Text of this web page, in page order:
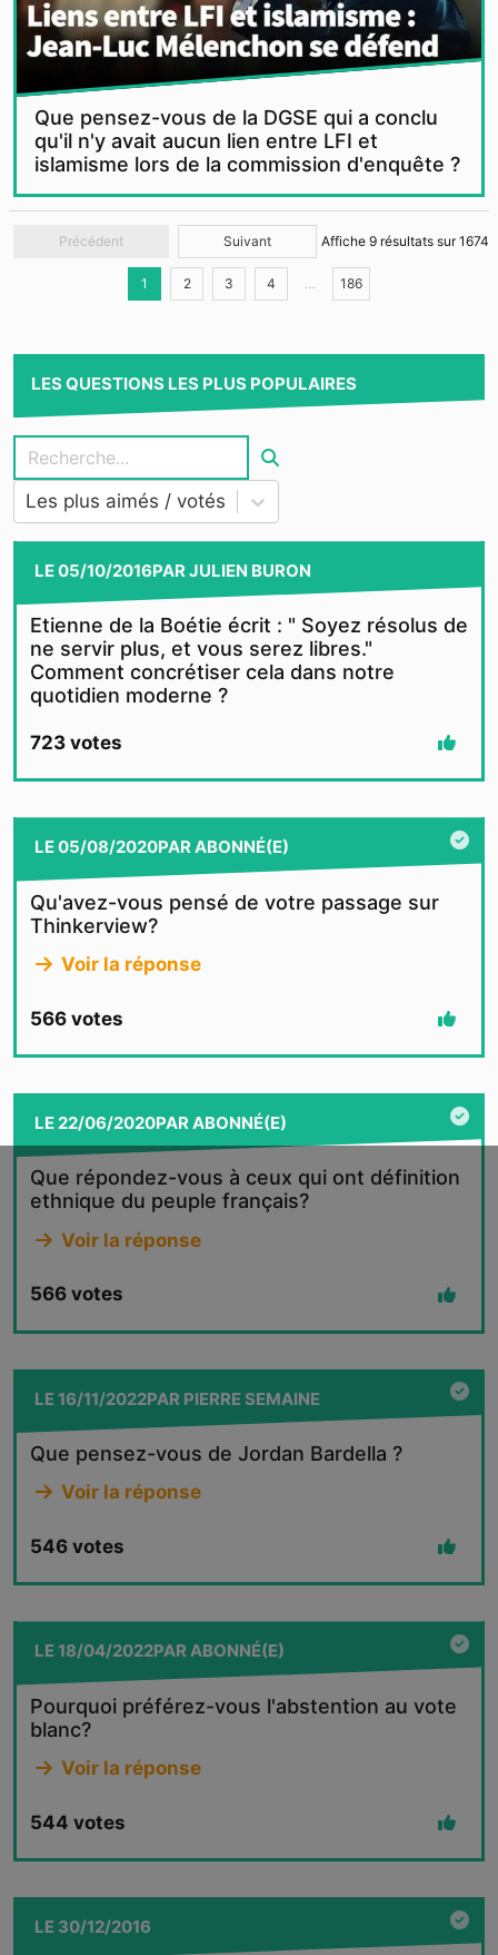
Que pensez-vous de la DGSE qui a conclu
qu'il n'y avait aucun lien entre LFI et
islamisme lors de la commission d'enquête ?
Précédent Suivant Affiche 9 résultats sur1674
1 2 3 4 186
LES QUESTIONS LES PLUS POPULAIRES
Les plus aimés / votés
LE05/10/2016PARJULIEN BURON
Etienne de la Boétie écrit : " Soyez résolus de
ne servir plus, et vous serez libres."
Comment concrétiser cela dans notre
quotidien moderne ?
723 votes
LE05/08/2020PARABONNÉ(E)
Qu'avez-vous pensé de votre passage sur
Thinkerview?
Voir la réponse
566 votes
LE22/06/2020PARABONNÉ(E)
Que répondez-vous à ceux qui ont définition
ethnique du peuple français?
Voir la réponse
566 votes
LE16/11/2022PAR PIERRE SEMAINE
Que pensez-vous de Jordan Bardella ?
Voir la réponse
546 votes
LE18/04/2022PARABONNÉ(E)
Pourquoi préférez-vous l'abstention au vote
blanc?
Voir la réponse
544 votes
LE 30/12/2016